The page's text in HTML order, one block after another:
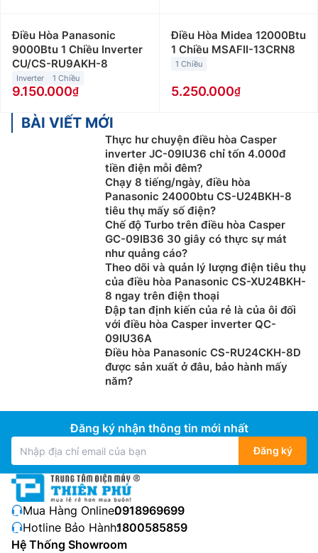
Điều Hòa Panasonic
9000Btu 1 Chiều Inverter
CU/CS-RU9AKH-8
Inverter 1 Chiều
9.150.000
Điều Hòa Midea 12000Btu
1 Chiều MSAFII-13CRN8
1 Chiều
5.250.000
BÀI VIẾT MỚI
Thực hư chuyện điều hòa Casper
inverter JC-09IU36 chỉ tốn 4.000đ
tiền điện mỗi đêm?
Chạy 8 tiếng/ngày, điều hòa
Panasonic 24000btu CS-U24BKH-8
tiêu thụ mấy số điện?
Chế độ Turbo trên điều hòa Casper
GC-09IB36 30 giây có thực sự mát
như quảng cáo?
Theo dõi và quản lý lượng điện tiêu thụ
của điều hòa Panasonic CS-XU24BKH-
8 ngay trên điện thoại
Đập tan định kiến của rẻ là của ôi đối
với điều hòa Casper inverter QC-
09IU36A
Điều hòa Panasonic CS-RU24CKH-8D
được sản xuất ở đâu, bảo hành mấy
năm?
Đăng ký nhận thông tin mới nhất
Đăng ký
Mua Hàng Online:0918969699
Hotline Bảo Hành:1800585859
Hệ Thống Showroom